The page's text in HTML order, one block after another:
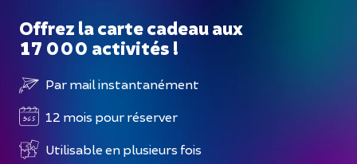
Offrez la carte cadeau aux
17 000 activités !
Par mail instantanément
12 mois pour réserver
Utilisable en plusieurs fois